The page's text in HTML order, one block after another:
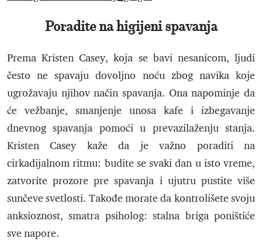
Poradite na higijeni spavanja
Prema Kristen Casey, koja se bavi nesanicom, ljudi
često ne spavaju dovoljno noću zbog navika koje
ugrožavaju njihov način spavanja. Ona napominje da
će vežbanje, smanjenje unosa kafe i izbegavanje
dnevnog spavanja pomoći u prevazilaženju stanja.
Kristen Casey kaže da je važno poraditi na
cirkadijalnom ritmu: budite se svaki dan u isto vreme,
zatvorite prozore pre spavanja i ujutru pustite više
sunčeve svetlosti. Takođe morate da kontrolišete svoju
anksioznost, smatra psiholog: stalna briga poništiće
sve napore.